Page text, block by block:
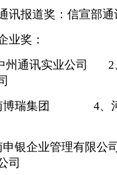
讯报道奖：信宣部通
业奖：
州通讯实业公司 2
博瑞集团 4、河
银企业管理有限公
公司